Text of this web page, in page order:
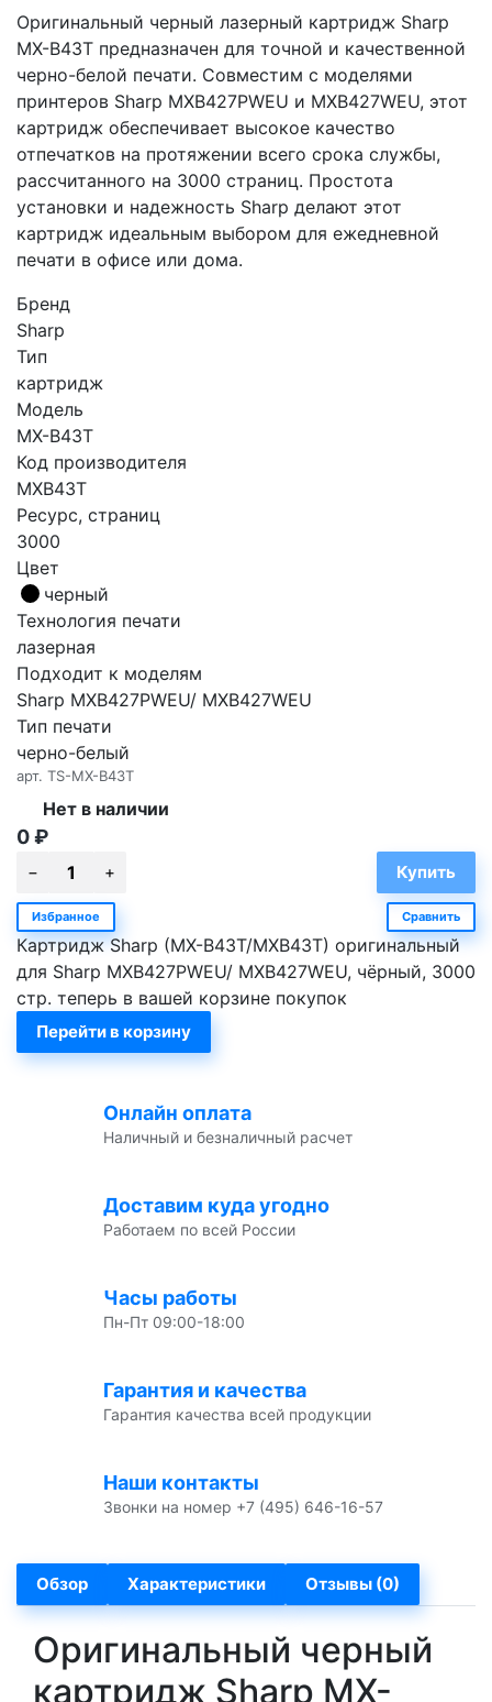
Оригинальный черный лазерный картридж Sharp
MX-B43T предназначен для точной и качественной
черно-белой печати. Совместим с моделями
принтеров Sharp MXB427PWEU и MXB427WEU, этот
картридж обеспечивает высокое качество
отпечатков на протяжении всего срока службы,
рассчитанного на 3000 страниц. Простота
установки и надежность Sharp делают этот
картридж идеальным выбором для ежедневной
печати в офисе или дома.
Бренд
Sharp
Тип
картридж
Модель
MX-B43T
Код производителя
MXB43T
Ресурс, страниц
3000
Цвет
черный
Технология печати
лазерная
Подходит к моделям
Sharp MXB427PWEU/ MXB427WEU
Тип печати
черно-белый
арт. TS-MX-B43T
Нет в наличии
0₽
Избранное Сравнить
Картридж Sharp (MX-B43T/MXB43T) оригинальный
для Sharp MXB427PWEU/ MXB427WEU, чёрный, 3000
стр. теперь в вашей корзине покупок
Перейти в корзину
Онлайн оплата
Наличный и безналичный расчет
Доставим куда угодно
Работаем по всей России
Часы работы
Пн-Пт 09:00-18:00
Гарантия и качества
Гарантия качества всей продукции
Наши контакты
Звонки на номер +7 (495) 646-16-57
Обзор Характеристики Отзывы (0)
Оригинальный черный
картридж Sharp MX-